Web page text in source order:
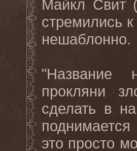
Майкл Свит
стремились
нешаблонно.
"Название
прокляни
сделать в
это просто